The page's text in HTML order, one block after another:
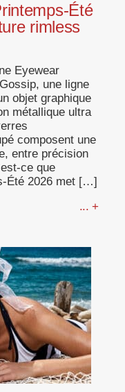
Été
rimless
Eyewear
une ligne
objet graphique
métallique ultra
composent une
entre précision
ce que
Été 2026 met […]
... +